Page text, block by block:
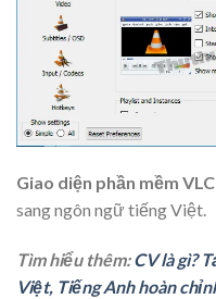
Giao diện phần mềm
sangngôn ngữ tiếng Việt.
Tìm hiểu thêm:CV là gì?
Việt, Tiếng Anh hoàn